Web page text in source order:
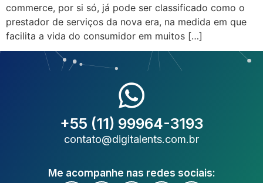
commerce, por si só, já pode ser classificado como o
prestador de serviços da nova era, na medida em que
facilita a vida do consumidor em muitos […]
+55 (11) 99964-3193
contato@digitalents.com.br
Me acompanhe nas redes sociais: